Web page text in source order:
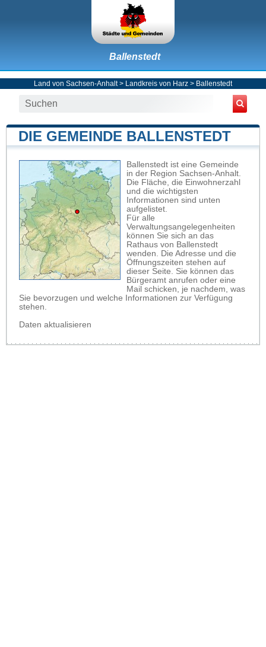
Ballenstedt
Land von Sachsen-Anhalt> Landkreis von Harz > Ballenstedt
DIE GEMEINDE BALLENSTEDT
Ballenstedt ist eine Gemeinde
in der Region Sachsen-Anhalt.
Die Fläche, die Einwohnerzahl
und die wichtigsten
Informationen sind unten
aufgelistet.
Für alle
Verwaltungsangelegenheiten
können Sie sich an das
Rathaus von Ballenstedt
wenden. Die Adresse und die
Öffnungszeiten stehen auf
dieser Seite. Sie können das
Bürgeramt anrufen oder eine
Mail schicken, je nachdem, was
Sie bevorzugen und welche Informationen zur Verfügung
stehen.
Daten aktualisieren